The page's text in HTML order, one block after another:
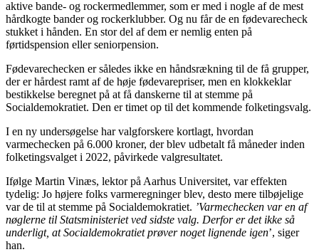
aktive bande- og rockermedlemmer, som er med i nogle af de mest
hårdkogte bander og rockerklubber. Og nu får de en fødevarecheck
stukket i hånden. En stor del af dem er nemlig enten på
førtidspension eller seniorpension.
Fødevarechecken er således ikke en håndsrækning til de få grupper,
der er hårdest ramt af de høje fødevarepriser, men en klokkeklar
bestikkelse beregnet på at få danskerne til at stemme på
Socialdemokratiet. Den er timet op til det kommende folketingsvalg.
I en ny undersøgelse har valgforskere kortlagt, hvordan
varmechecken på 6.000 kroner, der blev udbetalt få måneder inden
folketingsvalget i 2022, påvirkede valgresultatet.
Ifølge Martin Vinæs, lektor på Aarhus Universitet, var effekten
tydelig: Jo højere folks varmeregninger blev, desto mere tilbøjelige
var de til at stemme på Socialdemokratiet. ’Varmechecken var en af
nøglerne til Statsministeriet ved sidste valg. Derfor er det ikke så
underligt, at Socialdemokratiet prøver noget lignende igen’, siger
han.